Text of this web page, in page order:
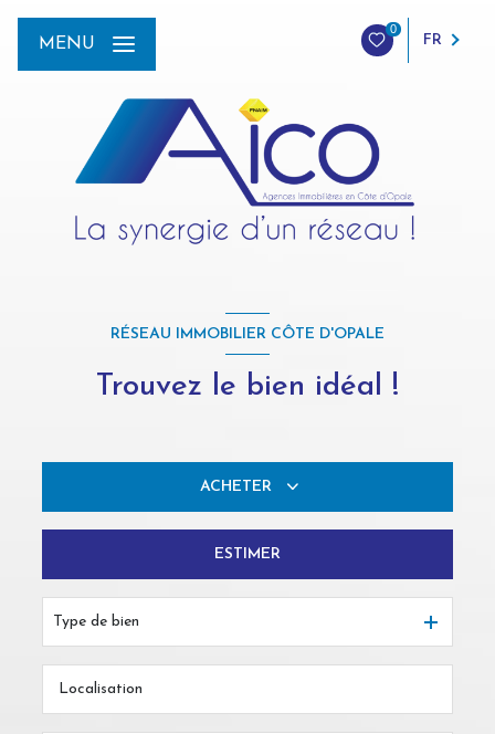
0
FR
MENU
RÉSEAU IMMOBILIER CÔTE D'OPALE
Trouvez le bien idéal !
ACHETER
ESTIMER
Type de bien